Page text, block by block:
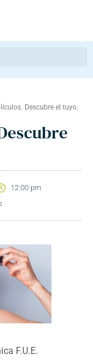
Descubre el tuyo.
12:00 pm
F.U.E.